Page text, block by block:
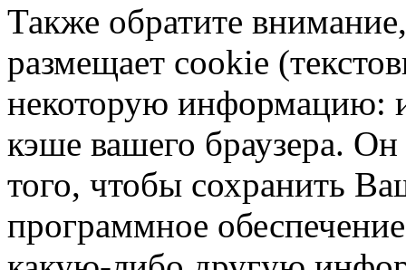
Также обратите
размещает cookie
некоторую информацию:
кэше вашего браузера.
того, чтобы сохранить
программное